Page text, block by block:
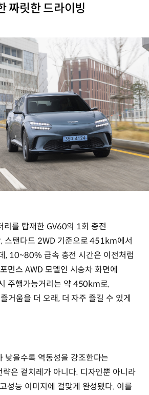
짜릿한 드라이빙
를 탑재한 GV60의 1회 충전
스탠다드 2WD 기준으로 451km에서
10~80% 급속 충전 시간은 이전처럼
먼스 AWD 모델인 시승차 화면에
주행가능거리는 약 450km로,
거움을 더 오래, 더 자주 즐길 수 있게
낮을수록 역동성을 강조한다는
은 겉치레가 아니다. 디자인뿐 아니라
성능 이미지에 걸맞게 완성됐다. 이를